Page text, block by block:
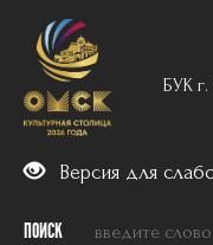
БУК
Версия для
ПОИСК